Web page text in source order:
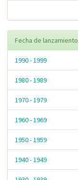
Fecha de lanzamiento
1990 - 1999
1980 - 1989
1970 - 1979
1960 - 1969
1950 - 1959
1940 - 1949